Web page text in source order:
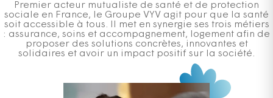
Premier acteur mutualiste de santé et de protection
sociale en France, le Groupe VYV agit pour que la santé
soit accessible à tous. Il met en synergie ses trois métiers
: assurance, soins et accompagnement, logement afin de
proposer des solutions concrètes, innovantes et
solidaires et avoir un impact positif sur la société.